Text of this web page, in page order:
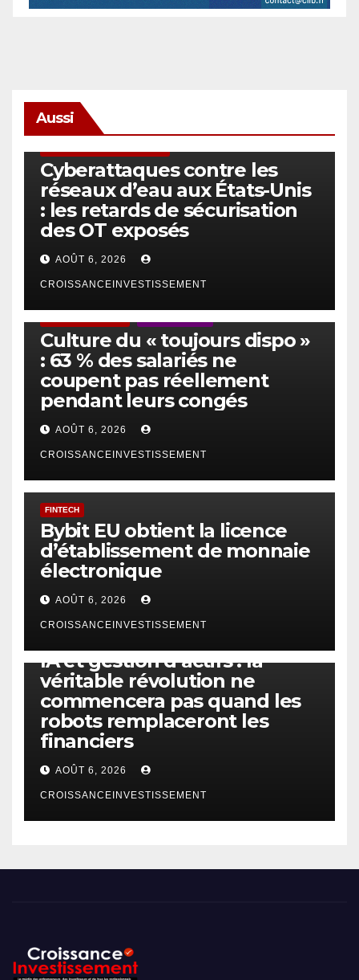
Aussi
Cyberattaques contre les
réseaux d’eau aux États-Unis
: les retards de sécurisation
des OT exposés
AOÛT 6, 2026
CROISSANCEINVESTISSEMENT
Culture du « toujours dispo »
: 63 % des salariés ne
coupent pas réellement
pendant leurs congés
AOÛT 6, 2026
CROISSANCEINVESTISSEMENT
FINTECH
Bybit EU obtient la licence
d’établissement de monnaie
électronique
AOÛT 6, 2026
CROISSANCEINVESTISSEMENT
IA et gestion d’actifs : la
véritable révolution ne
commencera pas quand les
robots remplaceront les
financiers
AOÛT 6, 2026
CROISSANCEINVESTISSEMENT